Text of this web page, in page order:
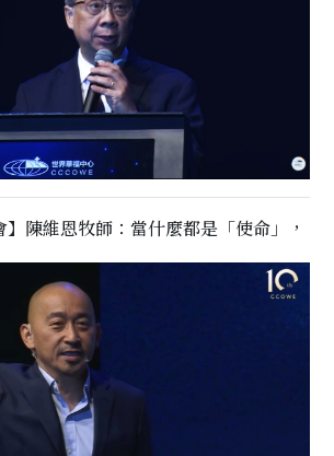
】陳維恩牧師：當什麼都是「使命」，